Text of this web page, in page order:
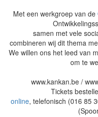
Met een werkgroep van de
samen met vele
combineren wij dit thema
We willen ons het leed van
om te
www.kankan.be /
Tickets
online, telefonisch (016 85